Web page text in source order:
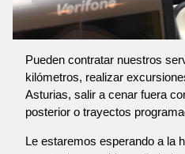
Pueden contratar nuestros
kilómetros, realizar
Asturias, salir a cenar fuera
posterior o trayectos
Le estaremos esperando a la